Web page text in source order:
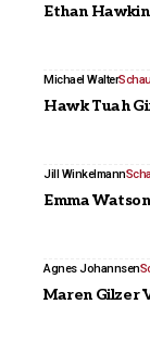
Ethan
Michael Walter
Hawk Tuah
Jill Winkelmann
Emma
Agnes Johannsen
Maren Gilzer